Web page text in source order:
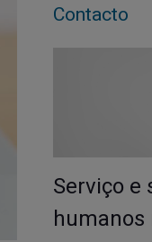
Contacto
Serviço e
humanos